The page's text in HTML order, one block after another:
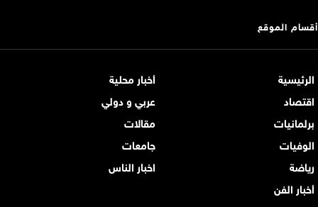
أقسام الموقع
الرئيسية
أخبار محلية
اقتصاد
عربي و دولي
برلمانيات
مقالات
الوفيات
جامعات
رياضة
اخبار الناس
أخبار الفن